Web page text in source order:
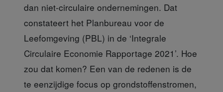
dan niet-circulaire ondernemingen. Dat
constateert het Planbureau voor de
Leefomgeving (PBL) in de ‘Integrale
Circulaire Economie Rapportage 2021’. Hoe
zou dat komen? Een van de redenen is de
te eenzijdige focus op grondstoffenstromen,